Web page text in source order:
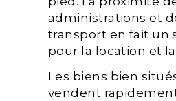
administrations et
transport en fait un
pour la location et
Les biens bien
vendent